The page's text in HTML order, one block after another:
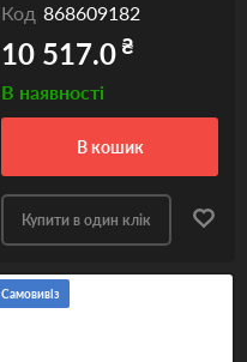
Код 868609182
10 517.0₴
В наявності
в кошик
Купити в один клік
Самовивіз